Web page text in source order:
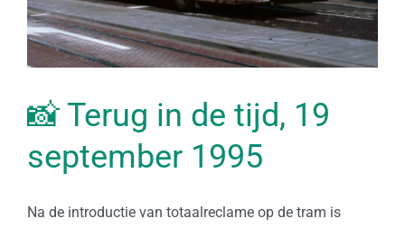
📸 Terug in de tijd, 19
september 1995
Na de introductie van totaalreclame op de tram is